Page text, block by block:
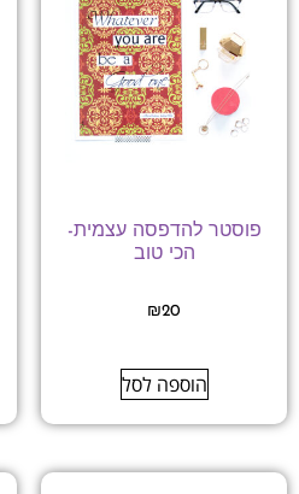
פוסטר להדפסה עצמית-
הכי טוב
₪20
הוספה לסל